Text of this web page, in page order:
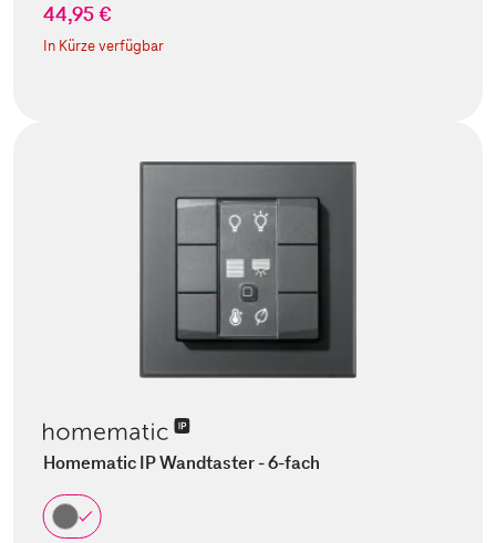
44,95 €
In Kürze verfügbar
Homematic IP Wandtaster - 6-fach